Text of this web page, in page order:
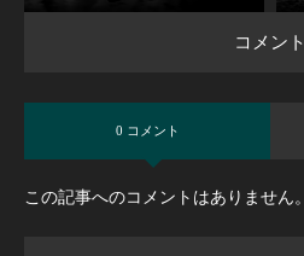
コメント
0 コメント
この記事へのコメントはありません。